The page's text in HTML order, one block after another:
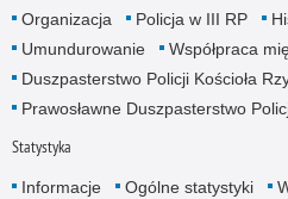
Organizacja
Policja w III RP
Umundurowanie
Współpraca
Duszpasterstwo Policji Kościoła
Prawosławne Duszpasterstwo
Statystyka
Informacje Ogólne statystyki